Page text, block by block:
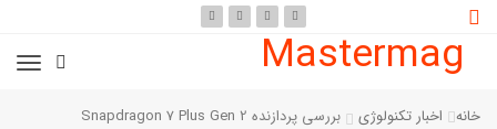
Mastermag
خانه اخبار تکنولوژی بررسی پردازنده Snapdragon 7 Plus Gen 2